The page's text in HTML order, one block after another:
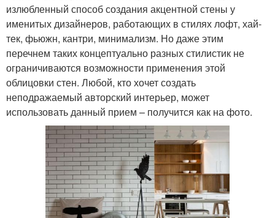
излюбленный способ создания акцентной стены у
именитых дизайнеров, работающих в стилях лофт, хай-
тек, фьюжн, кантри, минимализм. Но даже этим
перечнем таких концептуально разных стилистик не
ограничиваются возможности применения этой
облицовки стен. Любой, кто хочет создать
неподражаемый авторский интерьер, может
использовать данный прием – получится как на фото.